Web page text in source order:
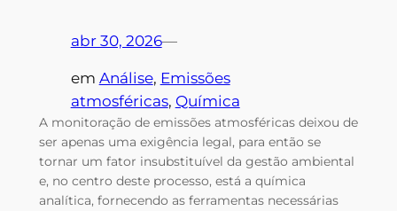
abr 30, 2026—
em Análise, Emissões
atmosféricas, Química
A monitoração de emissões atmosféricas deixou de
ser apenas uma exigência legal, para então se
tornar um fator insubstituível da gestão ambiental
e, no centro deste processo, está a química
analítica, fornecendo as ferramentas necessárias